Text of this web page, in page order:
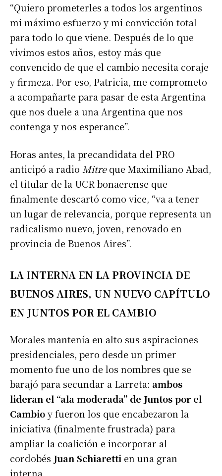
“Quiero prometerles a todos los argentinos
mi máximo esfuerzo y mi convicción total
para todo lo que viene. Después de lo que
vivimos estos años, estoy más que
convencido de que el cambio necesita coraje
y firmeza. Por eso, Patricia, me comprometo
a acompañarte para pasar de esta Argentina
que nos duele a una Argentina que nos
contenga y nos esperance”.
Horas antes, la precandidata del PRO
anticipó a radio Mitreque Maximiliano Abad,
el titular de la UCR bonaerense que
finalmente descartó como vice, “va a tener
un lugar de relevancia, porque representa un
radicalismo nuevo, joven, renovado en
provincia de Buenos Aires”.
LA INTERNA EN LA PROVINCIA DE
BUENOS AIRES, UN NUEVO CAPÍTULO
EN JUNTOS POR EL CAMBIO
Morales mantenía en alto sus aspiraciones
presidenciales, pero desde un primer
momento fue uno de los nombres que se
barajó para secundar a Larreta: ambos
lideran el “ala moderada” de Juntos por el
Cambioy fueron los que encabezaron la
iniciativa (finalmente frustrada) para
ampliar la coalición e incorporar al
cordobés Juan Schiaretti en una gran
interna.